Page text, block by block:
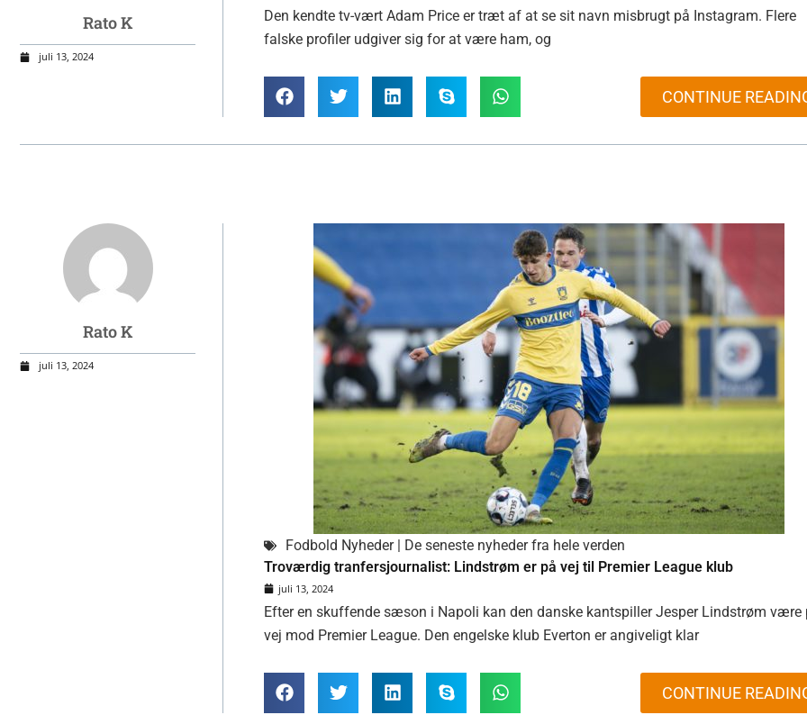
Rato K
juli 13, 2024
Den kendte tv-vært Adam Price er træt af at se sit navn misbrugt på Instagram. Flere
falske profiler udgiver sig for at være ham, og
CONTINUE
Rato K
juli 13, 2024
Fodbold Nyheder | De seneste nyheder fra hele verden
Troværdig tranfersjournalist: Lindstrøm er på vej til Premier League klub
juli 13, 2024
Efter en skuffende sæson i Napoli kan den danske kantspiller Jesper Lindstrøm være
vej mod Premier League. Den engelske klub Everton er angiveligt klar
CONTINUE